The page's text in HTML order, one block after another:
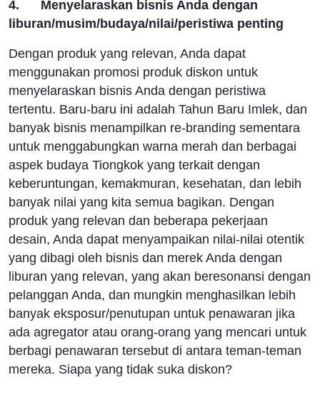
4. Menyelaraskan bisnis Anda dengan
liburan/musim/budaya/nilai/peristiwa penting
Dengan produk yang relevan, Anda dapat
menggunakan promosi produk diskon untuk
menyelaraskan bisnis Anda dengan peristiwa
tertentu. Baru-baru ini adalah Tahun Baru Imlek, dan
banyak bisnis menampilkan re-branding sementara
untuk menggabungkan warna merah dan berbagai
aspek budaya Tiongkok yang terkait dengan
keberuntungan, kemakmuran, kesehatan, dan lebih
banyak nilai yang kita semua bagikan. Dengan
produk yang relevan dan beberapa pekerjaan
desain, Anda dapat menyampaikan nilai-nilai otentik
yang dibagi oleh bisnis dan merek Anda dengan
liburan yang relevan, yang akan beresonansi dengan
pelanggan Anda, dan mungkin menghasilkan lebih
banyak eksposur/penutupan untuk penawaran jika
ada agregator atau orang-orang yang mencari untuk
berbagi penawaran tersebut di antara teman-teman
mereka. Siapa yang tidak suka diskon?